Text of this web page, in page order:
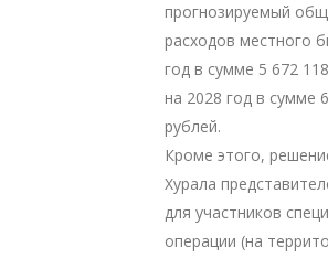
прогнозируемый
расходов местного
год в сумме 5 672
на 2028 год в сумме
рублей.
Кроме этого,
Хурала
для участников
операции (на